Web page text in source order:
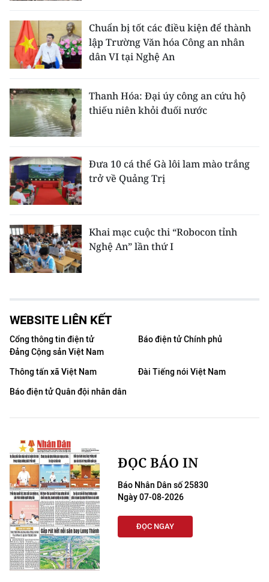
Chuẩn bị tốt các điều kiện để thành
lập Trường Văn hóa Công an nhân
dân VI tại Nghệ An
Thanh Hóa: Đại úy công an cứu hộ
thiếu niên khỏi đuối nước
Đưa 10 cá thể Gà lôi lam mào trắng
trở về Quảng Trị
Khai mạc cuộc thi “Robocon tỉnh
Nghệ An” lần thứ I
WEBSITE LIÊN KẾT
Cổng thông tin điện tử
Đảng Cộng sản Việt Nam
Báo điện tử Chính phủ
Thông tấn xã Việt Nam
Đài Tiếng nói Việt Nam
Báo điện tử Quân đội nhân dân
ĐỌC BÁO IN
Báo Nhân Dân số 25830
Ngày 07-08-2026
ĐỌC NGAY